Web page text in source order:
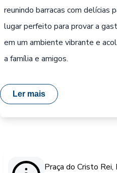
reunindo barracas com delícias
lugar perfeito para provar a
em um ambiente vibrante e
a família e amigos.
Ler mais
Praça do Cristo Rei,